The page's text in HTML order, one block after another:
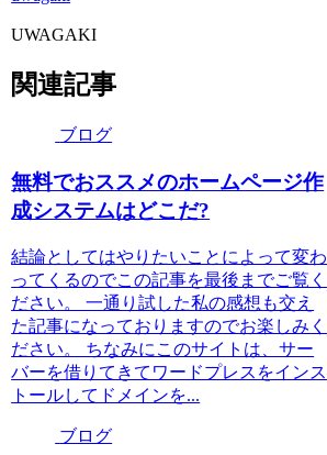
UWAGAKI
関連記事
ブログ
無料でおススメのホームページ作
成システムはどこだ?
結論としてはやりたいことによって変わ
ってくるのでこの記事を最後までご覧く
ださい。 一通り試した私の感想も交え
た記事になっておりますのでお楽しみく
ださい。 ちなみにこのサイトは、サー
バーを借りてきてワードプレスをインス
トールしてドメインを...
ブログ